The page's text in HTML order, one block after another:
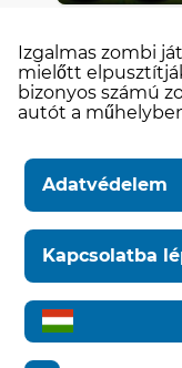
Izgalmas zombi
mielőtt
bizonyos számú
autót a
Adatvédelem
Kapcsolatba